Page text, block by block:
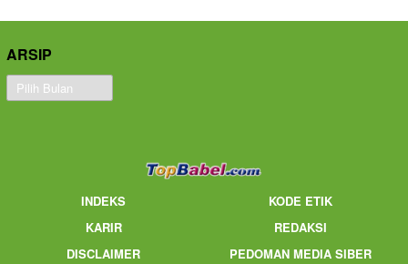
ARSIP
Arsip
INDEKS
KODE ETIK
KARIR
REDAKSI
DISCLAIMER
PEDOMAN MEDIA SIBER